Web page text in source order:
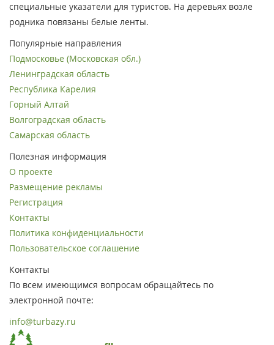
специальные указатели для туристов. На деревьях возле
родника повязаны белые ленты.
Популярные направления
Подмосковье (Московская обл.)
Ленинградская область
Республика Карелия
Горный Алтай
Волгоградская область
Самарская область
Полезная информация
О проекте
Размещение рекламы
Регистрация
Контакты
Политика конфиденциальности
Пользовательское соглашение
Контакты
По всем имеющимся вопросам обращайтесь по
электронной почте:
info@turbazy.ru